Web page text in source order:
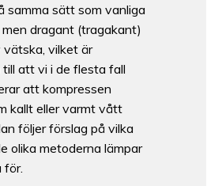
samma sätt som vanliga
men dragant (tragakant)
vilket är
till att vi i de flesta fall
att kompressen
kallt eller varmt vått
följer förslag på vilka
olika metoderna lämpar
för.